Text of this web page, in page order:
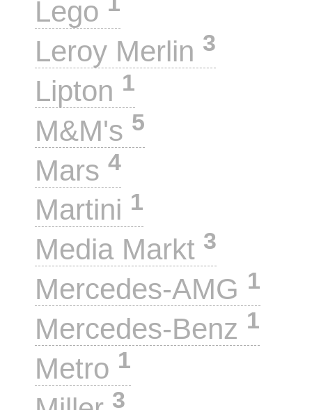
Lego
Leroy Merlin 3
Lipton 1
M&M's 5
Mars 4
Martini 1
Media Markt 3
Mercedes-AMG 1
Mercedes-Benz 1
Metro 1
3